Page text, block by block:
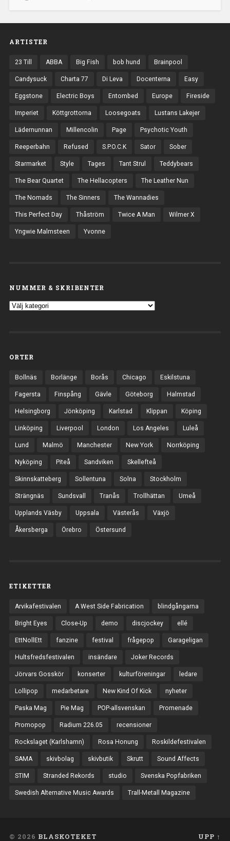
ARTISTER
23 Till ABBA Big Fish bob hund Brainpool
Candysuck Charta 77 Di Leva Docenterna Easy
Eggstone Electric Boys Entombed Europe Fireside
Imperiet Köttgrottorna Loosegoats Lustans Lakejer
Lädernunnan Millencolin Page Psychotic Youth
Reeperbahn Refused S.P.O.C.K Sator Sober
Starmarket Style Tages Tant Strul Teddybears
The Bear Quartet The Hellacopters The Leather Nun
The Nomads The Sinners The Wannadies
This Perfect Day Thåström Twice A Man Wilmer X
Yngwie Malmsteen Yvonne
NUMMER & SKRIBENTER
ORTER
Bollnäs Borlänge Borås Chicago Eskilstuna
Fagersta Finspång Gävle Göteborg Halmstad
Helsingborg Jönköping Karlstad Klippan Köping
Linköping Liverpool London Los Angeles Luleå
Lund Malmö Manchester New York Norrköping
Nyköping Piteå Sandviken Skellefteå
Skinnskatteberg Sollentuna Solna Stockholm
Strängnäs Sundsvall Tranås Trollhättan Umeå
Upplands Väsby Uppsala Västerås Växjö
Åkersberga Örebro Östersund
ETIKETTER
Arvikafestivalen A West Side Fabrication blindgångarna
Bright Eyes Close-Up demo discjockey ellé
EttNollEtt fanzine festival frågepop Garageligan
Hultsfredsfestivalen insändare Joker Records
Jörvars Gosskör konserter kulturföreningar ledare
Lollipop medarbetare New Kind Of Kick nyheter
Paska Mag Pie Mag POP-allsvenskan Promenade
Promopop Radium 226.05 recensioner
Rockslaget (Karlshamn) Rosa Honung Roskildefestivalen
SAMA skivbolag skivbutik Skrutt Sound Affects
STIM Stranded Rekords studio Svenska Popfabriken
Swedish Alternative Music Awards Trall-Metall Magazine
© 2026 BLASKOTEKET UPP ↑